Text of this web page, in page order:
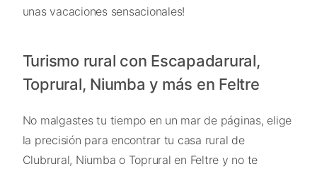
unas vacaciones sensacionales!
Turismo rural con Escapadarural,
Toprural, Niumba y más en Feltre
No malgastes tu tiempo en un mar de páginas, elige
la precisión para encontrar tu casa rural de
Clubrural, Niumba o Toprural en Feltre y no te